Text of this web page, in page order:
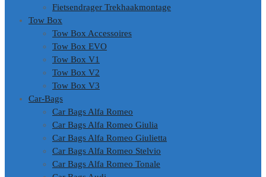
Fietsendrager Trekhaakmontage
Tow Box
Tow Box Accessoires
Tow Box EVO
Tow Box V1
Tow Box V2
Tow Box V3
Car-Bags
Car Bags Alfa Romeo
Car Bags Alfa Romeo Giulia
Car Bags Alfa Romeo Giulietta
Car Bags Alfa Romeo Stelvio
Car Bags Alfa Romeo Tonale